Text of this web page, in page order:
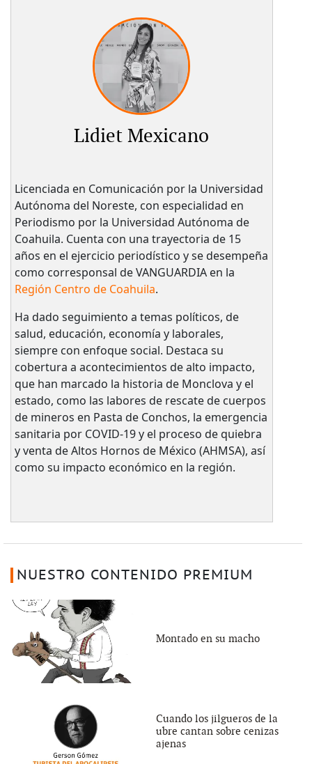
Lidiet Mexicano
Licenciada en Comunicación por la Universidad
Autónoma del Noreste, con especialidad en
Periodismo por la Universidad Autónoma de
Coahuila. Cuenta con una trayectoria de 15
años en el ejercicio periodístico y se desempeña
como corresponsal de VANGUARDIA en la
Región Centro de Coahuila.
Ha dado seguimiento a temas políticos, de
salud, educación, economía y laborales,
siempre con enfoque social. Destaca su
cobertura a acontecimientos de alto impacto,
que han marcado la historia de Monclova y el
estado, como las labores de rescate de cuerpos
de mineros en Pasta de Conchos, la emergencia
sanitaria por COVID-19 y el proceso de quiebra
y venta de Altos Hornos de México (AHMSA), así
como su impacto económico en la región.
NUESTRO CONTENIDO PREMIUM
Montado en su macho
Cuando los jilgueros de la
ubre cantan sobre cenizas
ajenas